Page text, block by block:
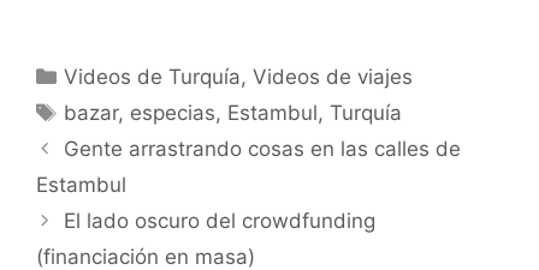
Categorías
Videos de Turquía,Videos de viajes
Etiquetas
bazar, especias, Estambul,Turquía
Gente arrastrando cosas en las calles de
Estambul
El lado oscuro del crowdfunding
(financiación en masa)